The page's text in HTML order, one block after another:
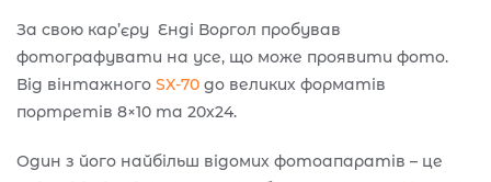
За свою кар’єру Енді Воргол пробував
фотографувати на усе, що може проявити фото.
Від вінтажного SX-70 до великих форматів
портретів 8×10 та 20х24.
Один з його найбільш відомих фотоапаратів – це